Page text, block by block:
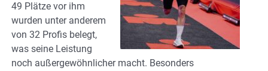
49 Plätze vor ihm
wurden unter anderem
von 32 Profis belegt,
was seine Leistung
noch außergewöhnlicher macht. Besonders